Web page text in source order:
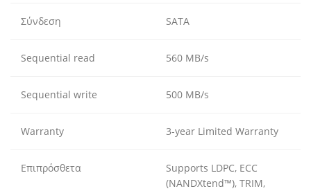
Σύνδεση SATA
Sequential read 560 MB/s
Sequential write 500 MB/s
Warranty 3-year Limited Warranty
Επιπρόσθετα
Supports LDPC, ECC
(NANDXtend™), TRIM,